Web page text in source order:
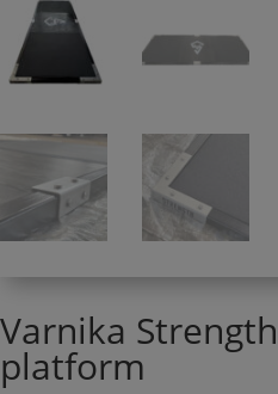
Varnika
platform